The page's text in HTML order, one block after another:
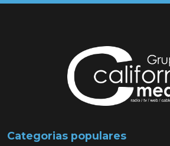
Categorias populares